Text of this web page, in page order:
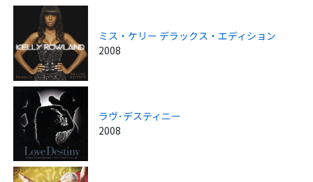
ミス・ケリー デラックス・エディション
2008
ラヴ･デスティニー
2008